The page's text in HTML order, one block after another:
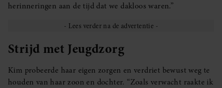
herinneringen aan de tijd dat we dakloos waren.”
Strijd met Jeugdzorg
Kim probeerde haar eigen zorgen en verdriet bewust weg te
houden van haar zoon en dochter. “Zoals verwacht raakte ik